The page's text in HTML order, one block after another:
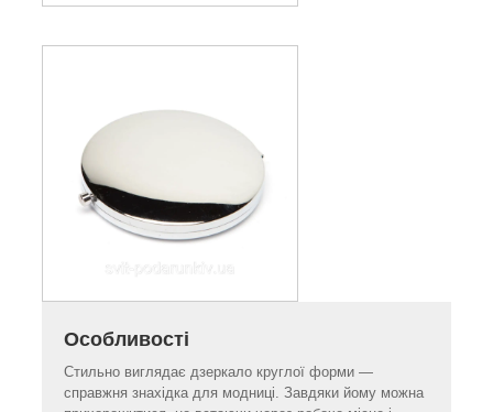
Особливості
Стильно виглядає дзеркало круглої форми —
справжня знахідка для модниці. Завдяки йому можна